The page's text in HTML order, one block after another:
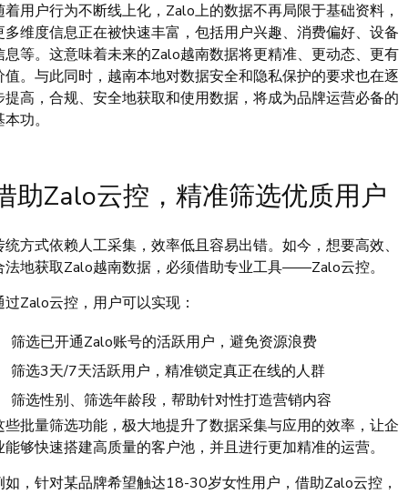
着用户行为不断线上化，Zalo上的数据不再局限于基础资料，
多维度信息正在被快速丰富，包括用户兴趣、消费偏好、设备
息等。这意味着未来的Zalo越南数据将更精准、更动态、更有
值。与此同时，越南本地对数据安全和隐私保护的要求也在逐
提高，合规、安全地获取和使用数据，将成为品牌运营必备的
功。
助Zalo云控，精准筛选优质用户
统方式依赖人工采集，效率低且容易出错。如今，想要高效、
法地获取Zalo越南数据，必须借助专业工具——Zalo云控。
过Zalo云控，用户可以实现：
筛选已开通Zalo账号的活跃用户，避免资源浪费
筛选3天/7天活跃用户，精准锁定真正在线的人群
筛选性别、筛选年龄段，帮助针对性打造营销内容
些批量筛选功能，极大地提升了数据采集与应用的效率，让企
能够快速搭建高质量的客户池，并且进行更加精准的运营。
如，针对某品牌希望触达18-30岁女性用户，借助Zalo云控，